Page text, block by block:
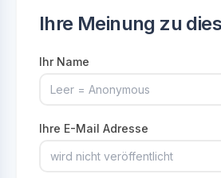
Ihre Meinung zu
Ihr Name
Ihre E-Mail Adresse